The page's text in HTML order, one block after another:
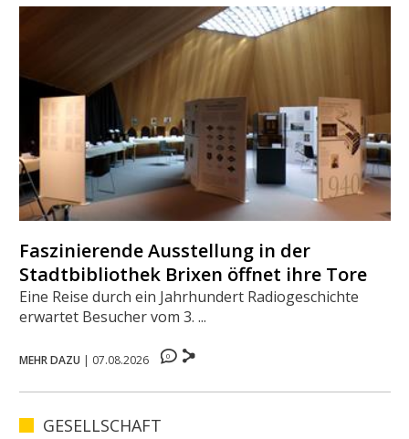
Faszinierende Ausstellung in der
Stadtbibliothek Brixen öffnet ihre Tore
Eine Reise durch ein Jahrhundert Radiogeschichte
erwartet Besucher vom 3. ...
MEHR DAZU | 07.08.2026 0
GESELLSCHAFT